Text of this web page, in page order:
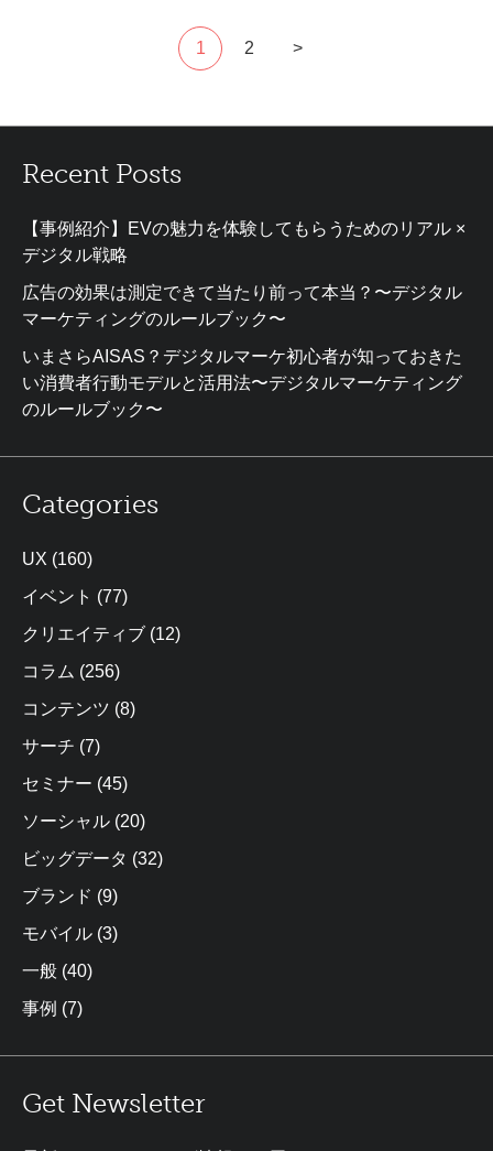
1 2 >
Recent Posts
【事例紹介】EVの魅力を体験してもらうためのリアル ×
デジタル戦略
広告の効果は測定できて当たり前って本当？〜デジタル
マーケティングのルールブック〜
いまさらAISAS？デジタルマーケ初心者が知っておきた
い消費者行動モデルと活用法〜デジタルマーケティング
のルールブック〜
Categories
UX (160)
イベント (77)
クリエイティブ (12)
コラム (256)
コンテンツ (8)
サーチ (7)
セミナー (45)
ソーシャル (20)
ビッグデータ (32)
ブランド (9)
モバイル (3)
一般 (40)
事例 (7)
Get Newsletter